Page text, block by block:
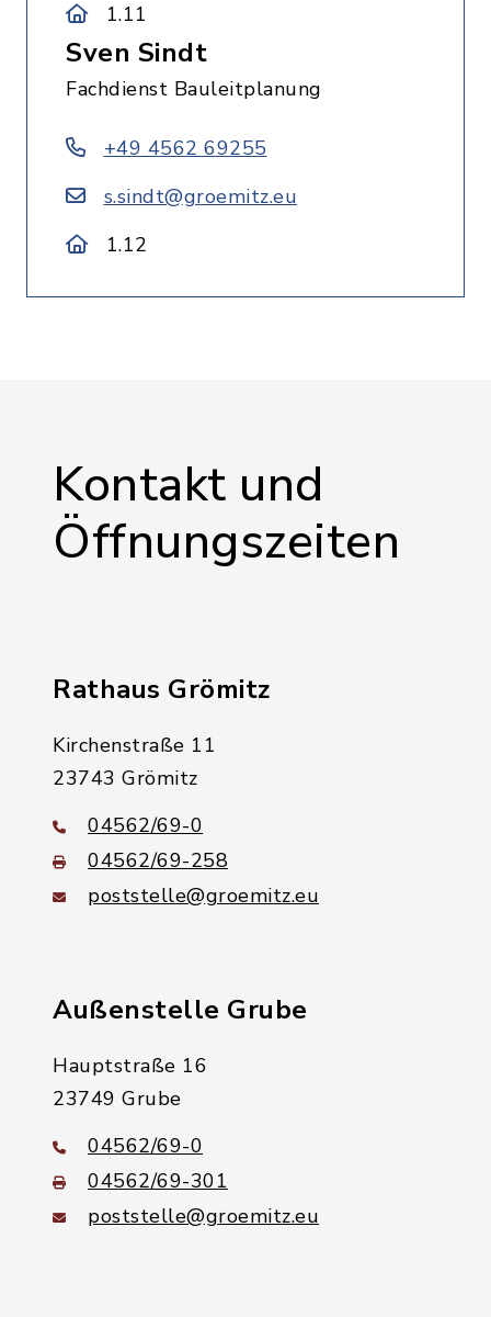
1.11
Sven Sindt
Fachdienst Bauleitplanung
+49 4562 69255
s.sindt@groemitz.eu
1.12
Kontakt und
Öffnungszeiten
Rathaus Grömitz
Kirchenstraße 11
23743 Grömitz
04562/69-0
04562/69-258
poststelle@groemitz.eu
Außenstelle Grube
Hauptstraße 16
23749 Grube
04562/69-0
04562/69-301
poststelle@groemitz.eu